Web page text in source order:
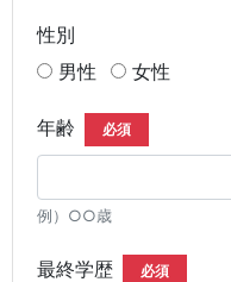
性別
男性
女性
年齢 必須
例）○○歳
最終学歴 必須